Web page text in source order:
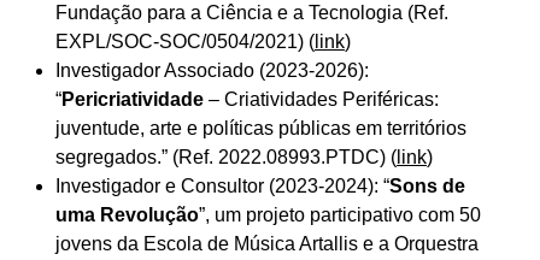
Fundação para a Ciência e a Tecnologia (Ref.
EXPL/SOC-SOC/0504/2021) ( link)
Investigador Associado (2023-2026):
“Pericriatividade – Criatividades Periféricas:
juventude, arte e políticas públicas em territórios
segregados.” (Ref. 2022.08993.PTDC) ( link)
Investigador e Consultor (2023-2024): “Sons de
uma Revolução”, um projeto participativo com 50
jovens da Escola de Música Artallis e a Orquestra